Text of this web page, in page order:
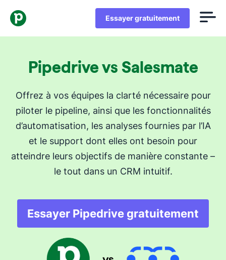
Essayer gratuitement
Pipedrive vs Salesmate
Offrez à vos équipes la clarté nécessaire pour
piloter le pipeline, ainsi que les fonctionnalités
d’automatisation, les analyses fournies par l’IA
et le support dont elles ont besoin pour
atteindre leurs objectifs de manière constante –
le tout dans un CRM intuitif.
Essayer Pipedrive gratuitement